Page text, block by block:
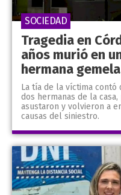
Tragedia en
años murió en
hermana
La tía de la víctima contó
dos hermanas de la
asustaron y volvieron a
causas del siniestro.
SOCIEDAD